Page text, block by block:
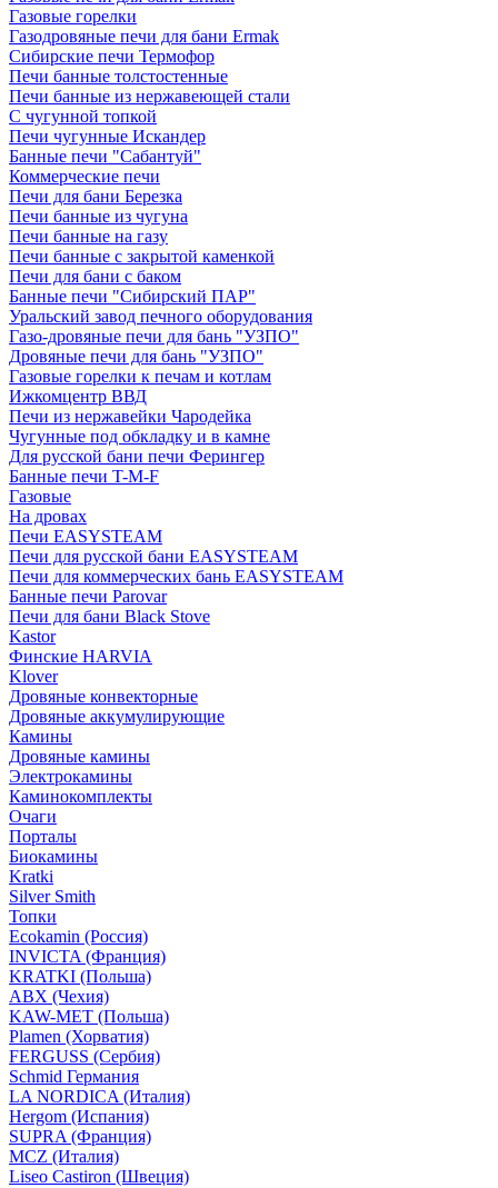
Газовые горелки
Газодровяные печи для бани Ermak
Сибирские печи Термофор
Печи банные толстостенные
Печи банные из нержавеющей стали
С чугунной топкой
Печи чугунные Искандер
Банные печи "Сабантуй"
Коммерческие печи
Печи для бани Березка
Печи банные из чугуна
Печи банные на газу
Печи банные с закрытой каменкой
Печи для бани с баком
Банные печи "Сибирский ПАР"
Уральский завод печного оборудования
Газо-дровяные печи для бань "УЗПО"
Дровяные печи для бань "УЗПО"
Газовые горелки к печам и котлам
Ижкомцентр ВВД
Печи из нержавейки Чародейка
Чугунные под обкладку и в камне
Для русской бани печи Ферингер
Банные печи T-M-F
Газовые
На дровах
Печи EASYSTEAM
Печи для русской бани EASYSTEAM
Печи для коммерческих бань EASYSTEAM
Банные печи Parovar
Печи для бани Black Stove
Kastor
Финские HARVIA
Klover
Дровяные конвекторные
Дровяные аккумулирующие
Камины
Дровяные камины
Электрокамины
Каминокомплекты
Очаги
Порталы
Биокамины
Kratki
Silver Smith
Топки
Ecokamin (Россия)
INVICTA (Франция)
KRATKI (Польша)
ABX (Чехия)
KAW-MET (Польша)
Plamen (Хорватия)
FERGUSS (Сербия)
Schmid Германия
LA NORDICA (Италия)
Hergom (Испания)
SUPRA (Франция)
MCZ (Италия)
Liseo Castiron (Швеция)